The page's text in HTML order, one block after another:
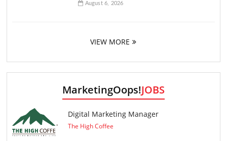
August 6, 2026
VIEW MORE
MarketingOops!JOBS
Digital Marketing Manager
The High Coffee